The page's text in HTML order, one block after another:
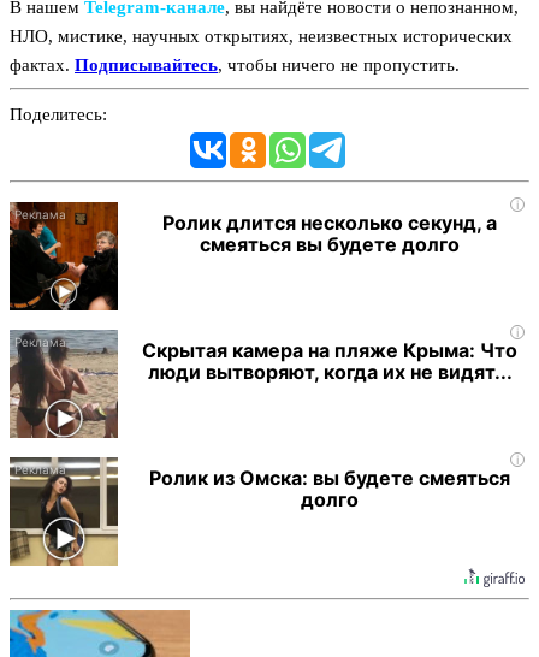
В нашем Telegram‑канале, вы найдёте новости о непознанном,
НЛО, мистике, научных открытиях, неизвестных исторических
фактах. Подписывайтесь, чтобы ничего не пропустить.
Поделитесь:
i
Ролик длится несколько секунд, а
смеяться вы будете долго
i
Скрытая камера на пляже Крыма: Что
люди вытворяют, когда их не видят...
i
Ролик из Омска: вы будете смеяться
долго